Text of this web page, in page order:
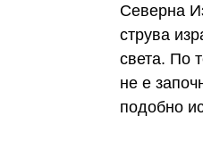
Северна
струва
света. По
не е
подобно